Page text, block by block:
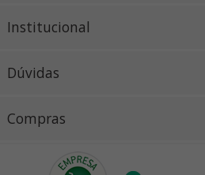
Institucional
Dúvidas
Compras